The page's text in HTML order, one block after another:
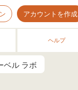
アカウントを作成
ヘルプ
ベル ラボ